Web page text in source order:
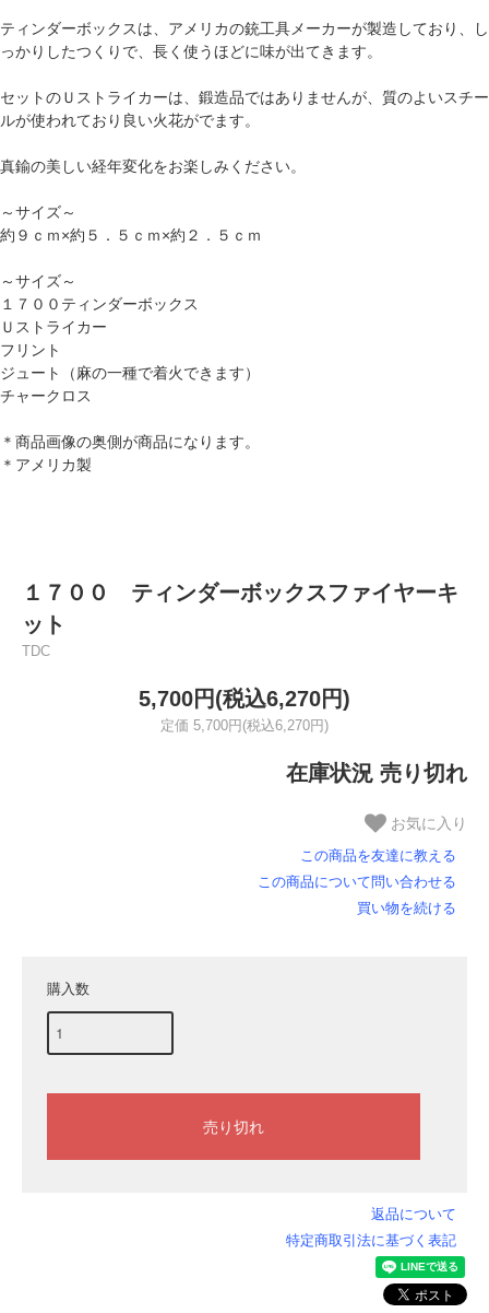
ティンダーボックスは、アメリカの銃工具メーカーが製造しており、し
っかりしたつくりで、長く使うほどに味が出てきます。
セットのＵストライカーは、鍛造品ではありませんが、質のよいスチー
ルが使われており良い火花がでます。
真鍮の美しい経年変化をお楽しみください。
～サイズ～
約９ｃｍ×約５．５ｃｍ×約２．５ｃｍ
～サイズ～
１７００ティンダーボックス
Ｕストライカー
フリント
ジュート（麻の一種で着火できます）
チャークロス
＊商品画像の奥側が商品になります。
＊アメリカ製
１７００ ティンダーボックスファイヤーキ
ット
TDC
5,700円(税込6,270円)
定価 5,700円(税込6,270円)
在庫状況 売り切れ
お気に入り
この商品を友達に教える
この商品について問い合わせる
買い物を続ける
購入数
返品について
特定商取引法に基づく表記